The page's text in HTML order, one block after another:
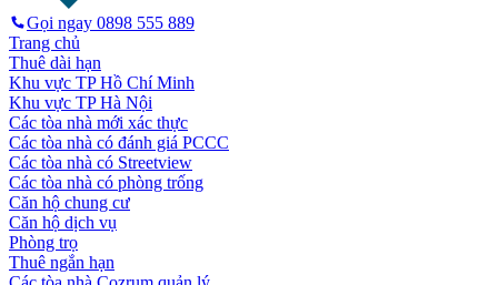
Gọi ngay 0898 555 889
Trang chủ
Thuê dài hạn
Khu vực TP Hồ Chí Minh
Khu vực TP Hà Nội
Các tòa nhà mới xác thực
Các tòa nhà có đánh giá PCCC
Các tòa nhà có Streetview
Các tòa nhà có phòng trống
Căn hộ chung cư
Căn hộ dịch vụ
Phòng trọ
Thuê ngắn hạn